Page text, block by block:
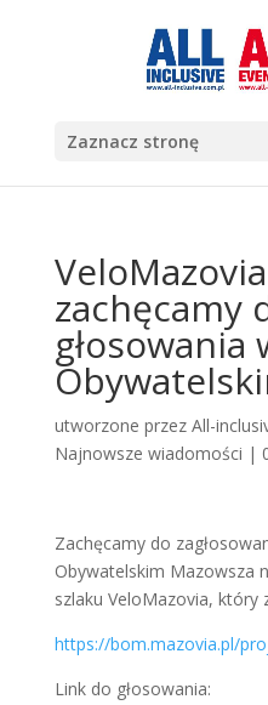
Zaznacz stronę
zachęcamy
głosowania
utworzone przez All-
Najnowsze wiadomości |
Zachęcamy do
Obywatelskim Mazowsza
szlaku VeloMazovia, który
https://bom.mazovia.pl/
Link do głosowania: